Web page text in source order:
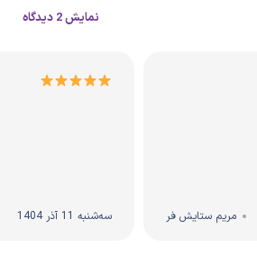
نمایش 2 دیدگاه
مریم ستایش فر سه‌شنبه 11 آذر 1404